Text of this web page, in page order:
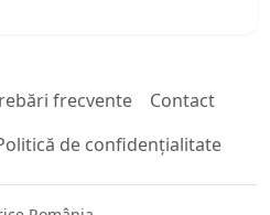
frecvente
Contact
de confidențialitate